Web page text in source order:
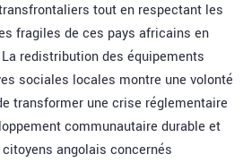
tout en respectant les
fragiles de ces pays africains en
redistribution des équipements
sociales locales montre une volonté
transformer une crise réglementaire
communautaire durable et
angolais concernés